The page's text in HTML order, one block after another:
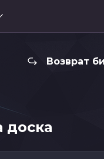
Возврат
доска